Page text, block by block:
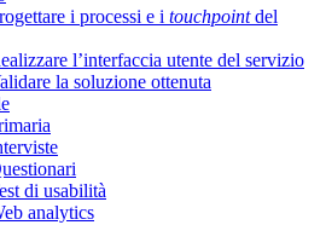
i processi e i touchpointdel
l’interfaccia utente del servizio
la soluzione ottenuta
di usabilità
analytics